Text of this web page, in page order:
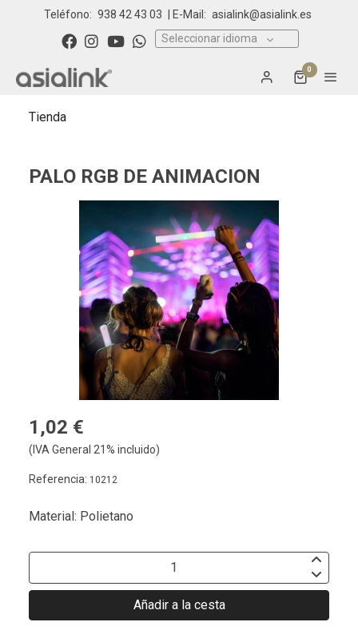
Teléfono: 938 42 43 03 | E-Mail: asialink@asialink.es
Seleccionar idioma
0
Tienda
PALO RGB DE ANIMACION
1,02 €
(IVA General 21% incluido)
Referencia: 10212
Material: Polietano
Añadir a la cesta